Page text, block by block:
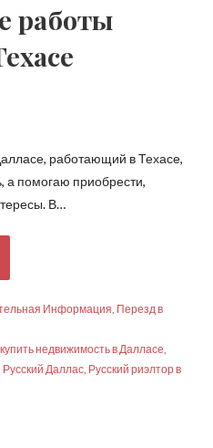
работы
работающий в Техасе,
а помогаю приобрести,
В…
Информация, Перезд в
купить недвижимость в Далласе,
Русский Даллас, Русский риэлтор в